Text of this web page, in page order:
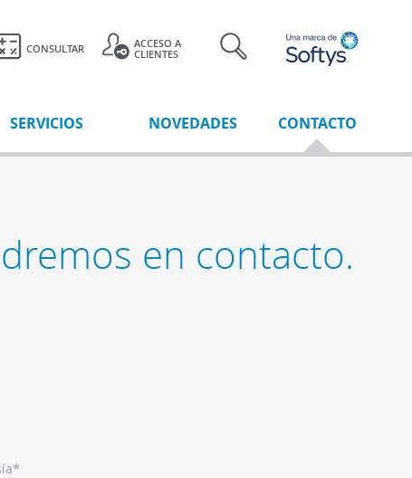
CONSULTAR
ACCESO A
CLIENTES
SERVICIOS NOVEDADES CONTACTO
en contacto.